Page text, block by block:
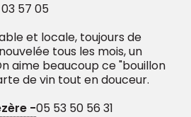
57 05
et locale, toujours de
tous les mois, un
aime beaucoup ce "bouillon
de vin tout en douceur.
-05 53 50 56 31